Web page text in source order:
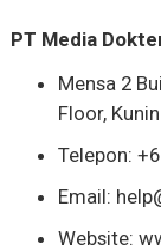
PT Media
Mensa 2
Floor,
Telepon:
Email:
Website: